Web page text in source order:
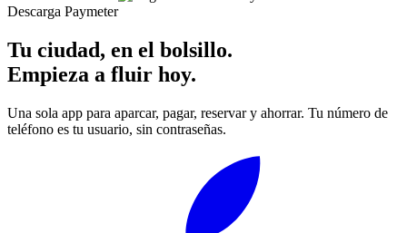
Descarga Paymeter
Tu ciudad, en el bolsillo.
Empieza a fluir hoy.
Una sola app para aparcar, pagar, reservar y ahorrar. Tu número de
teléfono es tu usuario, sin contraseñas.